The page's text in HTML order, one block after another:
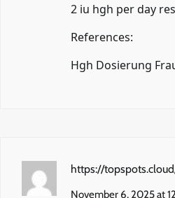
2 iu hgh per day
References:
Hgh Dosierung
https://
November 6, 2025 at